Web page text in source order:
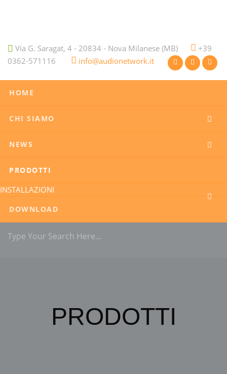
Via G. Saragat, 4 - 20834 - Nova Milanese (MB)
+39
0362-571116
info@audionetwork.it
HOME
CHI SIAMO
NEWS
PRODOTTI
INSTALLAZIONI
DOWNLOAD
PRODOTTI